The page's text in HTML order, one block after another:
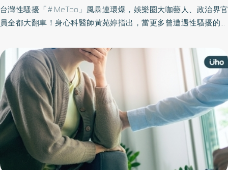
台灣性騷擾「#MeToo」風暴連環爆，娛樂圈大咖藝人、政治界官
員全都大翻車！身心科醫師黃苑婷指出，當更多曾遭遇性騷擾的受
性。相對的，短時間爆出大量事件，意味著許多人長期壓抑，代表
這些案例可能只是冰山一角，許多人默默背負著痛苦生活，或許有
些傷害仍是現在進行式。